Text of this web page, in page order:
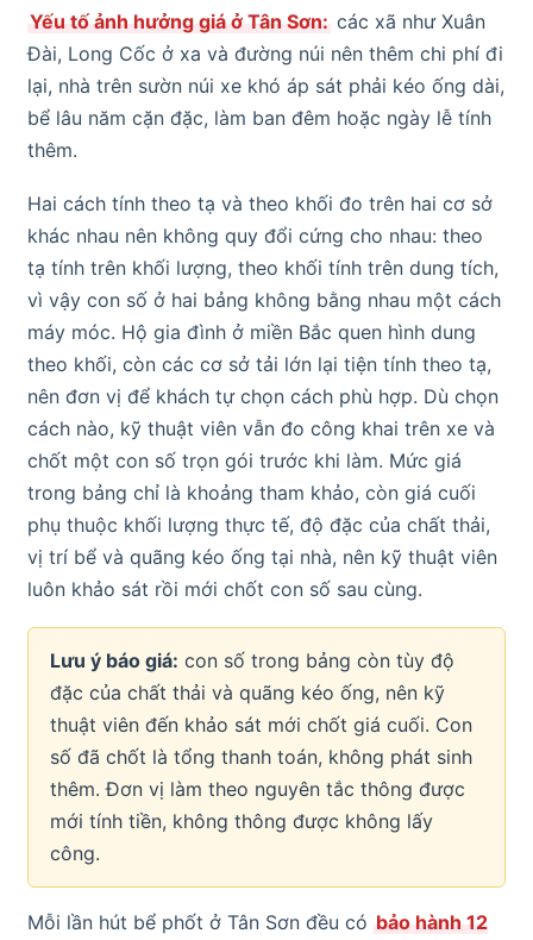
Yếu tố ảnh hưởng giá ở Tân Sơn: các xã như Xuân
Đài, Long Cốc ở xa và đường núi nên thêm chi phí đi
lại, nhà trên sườn núi xe khó áp sát phải kéo ống dài,
bể lâu năm cặn đặc, làm ban đêm hoặc ngày lễ tính
thêm.
Hai cách tính theo tạ và theo khối đo trên hai cơ sở
khác nhau nên không quy đổi cứng cho nhau: theo
tạ tính trên khối lượng, theo khối tính trên dung tích,
vì vậy con số ở hai bảng không bằng nhau một cách
máy móc. Hộ gia đình ở miền Bắc quen hình dung
theo khối, còn các cơ sở tải lớn lại tiện tính theo tạ,
nên đơn vị để khách tự chọn cách phù hợp. Dù chọn
cách nào, kỹ thuật viên vẫn đo công khai trên xe và
chốt một con số trọn gói trước khi làm. Mức giá
trong bảng chỉ là khoảng tham khảo, còn giá cuối
phụ thuộc khối lượng thực tế, độ đặc của chất thải,
vị trí bể và quãng kéo ống tại nhà, nên kỹ thuật viên
luôn khảo sát rồi mới chốt con số sau cùng.
Lưu ý báo giá: con số trong bảng còn tùy độ
đặc của chất thải và quãng kéo ống, nên kỹ
thuật viên đến khảo sát mới chốt giá cuối. Con
số đã chốt là tổng thanh toán, không phát sinh
thêm. Đơn vị làm theo nguyên tắc thông được
mới tính tiền, không thông được không lấy
công.
Mỗi lần hút bể phốt ở Tân Sơn đều có bảo hành 12